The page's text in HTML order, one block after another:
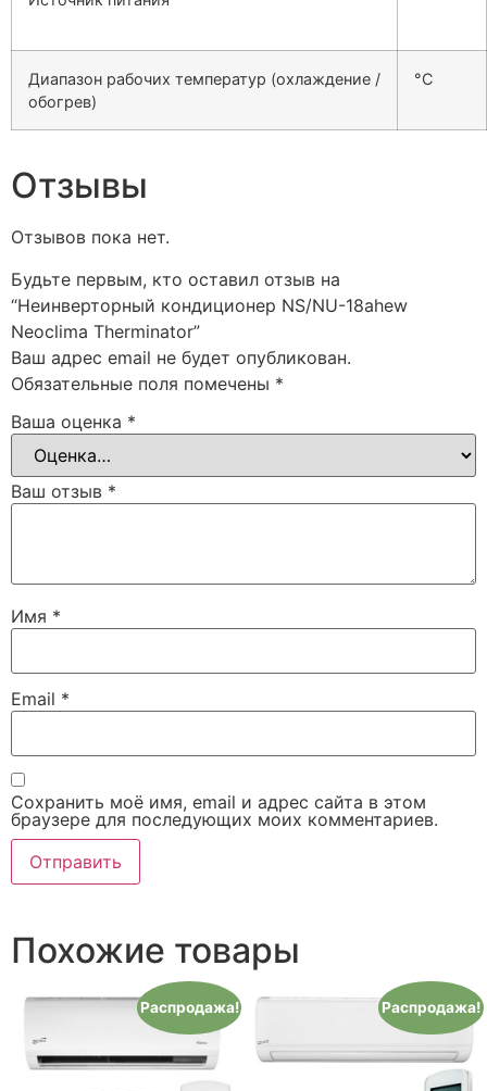
Диапазон рабочих температур (охлаждение /
обогрев)
°С
Отзывы
Отзывов пока нет.
Будьте первым, кто оставил отзыв на
“Неинверторный кондиционер NS/NU-18ahew
Neoclima Therminator”
Ваш адрес email не будет опубликован.
Обязательные поля помечены *
Ваша оценка *
Ваш отзыв *
Имя *
Email *
Сохранить моё имя, email и адрес сайта в этом
браузере для последующих моих комментариев.
Похожие товары
Распродажа! Распродажа!